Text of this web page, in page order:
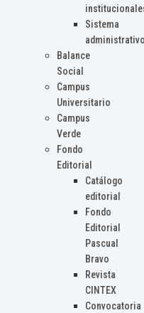
Sistema
administrativo
Balance
Social
Campus
Universitario
Campus
Verde
Fondo
Editorial
Catálogo
editorial
Fondo
Editorial
Pascual
Bravo
Revista
CINTEX
Convocatoria